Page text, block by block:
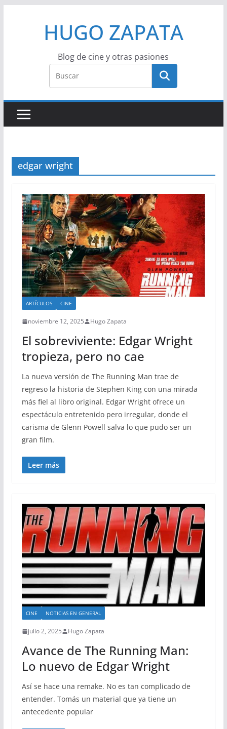
HUGO ZAPATA
Blog de cine y otras pasiones
edgar wright
ARTÍCULOS CINE
noviembre 12, 2025 Hugo Zapata
El sobreviviente: Edgar Wright
tropieza, pero no cae
La nueva versión de The Running Man trae de
regreso la historia de Stephen King con una mirada
más fiel al libro original. Edgar Wright ofrece un
espectáculo entretenido pero irregular, donde el
carisma de Glenn Powell salva lo que pudo ser un
gran film.
Leer más
CINE NOTICIAS EN GENERAL
julio 2, 2025 Hugo Zapata
Avance de The Running Man:
Lo nuevo de Edgar Wright
Así se hace una remake. No es tan complicado de
entender. Tomás un material que ya tiene un
antecedente popular